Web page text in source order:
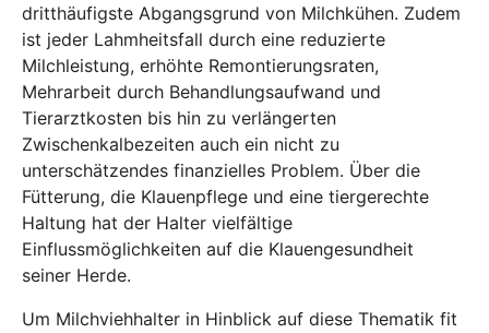
dritthäufigste Abgangsgrund von Milchkühen. Zudem
ist jeder Lahmheitsfall durch eine reduzierte
Milchleistung, erhöhte Remontierungsraten,
Mehrarbeit durch Behandlungsaufwand und
Tierarztkosten bis hin zu verlängerten
Zwischenkalbezeiten auch ein nicht zu
unterschätzendes finanzielles Problem. Über die
Fütterung, die Klauenpflege und eine tiergerechte
Haltung hat der Halter vielfältige
Einflussmöglichkeiten auf die Klauengesundheit
seiner Herde.
Um Milchviehhalter in Hinblick auf diese Thematik fit